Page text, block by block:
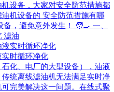
设备，大家对安全防范措施都
机设备的 安全防范措施有哪
，避免意外发生！ 🧑‍🍳 一、
滤油
时循环净化
化、电厂的大型设备），油液
统离线滤油机无法满足实时净
完美解决这一问题。在线式聚